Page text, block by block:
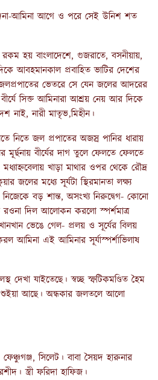
রঞ্জনা-আমিনা আগে ও পরে সেই উনিশ শত
হয় বাংলাদেশে, গুজরাতে, বসনীয়ায়,
আবহমানকাল প্রবাহিত ভাটির দেশের
জলপ্রপাতের ভেতরে সে যেন জলের আদরের
সিক্ত আমিনারা আশ্রয় নেয় আর দিকে
নাই, নারী মাতৃভ‚মিহীন।
নিতে জল প্রপাতের অজস্র পানির ধারায়
বীর্যের দাগ তুলে ফেলতে ফেলতে
খাড়া মাথার ওপর থেকে রৌদ্র
জলের মধ্যে সূর্যটা স্থিরমানতা লক্ষ্য
বড় শান্ত, অসংখ্য নিরুদ্বেগ- কোনো
রওনা দিল আলোকন করলো স্পর্শমাত্র
ভেঙে গেল- প্রলয় ও সূর্যের বিলয়
আমিনা এই আমিনার সূর্যাস্পর্শাভিলাষ
দেখা যাইতেছে। স্বচ্ছ স্ফটিকমণ্ডিত হৈম
শুইয়া আছে। অন্ধকার জলতলে আলো
সিলেট। বাবা সৈয়দ হারুনার
স্ত্রী ফরিদা হাফিজ।